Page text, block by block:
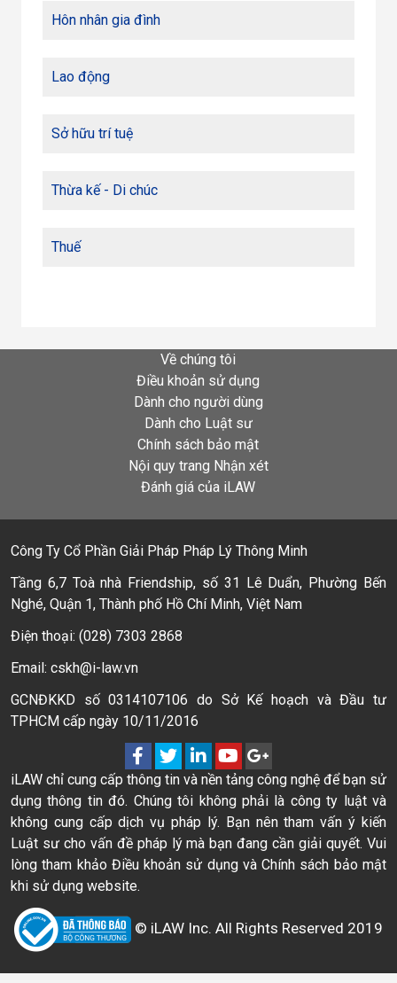
Hôn nhân gia đình
Lao động
Sở hữu trí tuệ
Thừa kế - Di chúc
Thuế
Về chúng tôi
Điều khoản sử dụng
Dành cho người dùng
Dành cho Luật sư
Chính sách bảo mật
Nội quy trang Nhận xét
Đánh giá của iLAW
Công Ty Cổ Phần Giải Pháp Pháp Lý Thông Minh
Tầng 6,7 Toà nhà Friendship, số 31 Lê Duẩn, Phường Bến
Nghé, Quận 1, Thành phố Hồ Chí Minh, Việt Nam
Điện thoại: (028) 7303 2868
Email: cskh@i-law.vn
GCNĐKKD số 0314107106 do Sở Kế hoạch và Đầu tư
TPHCM cấp ngày 10/11/2016
iLAW chỉ cung cấp thông tin và nền tảng công nghệ để bạn sử
dụng thông tin đó. Chúng tôi không phải là công ty luật và
không cung cấp dịch vụ pháp lý. Bạn nên tham vấn ý kiến
Luật sư cho vấn đề pháp lý mà bạn đang cần giải quyết. Vui
lòng tham khảo Điều khoản sử dụng và Chính sách bảo mật
khi sử dụng website.
© iLAW Inc. All Rights Reserved 2019